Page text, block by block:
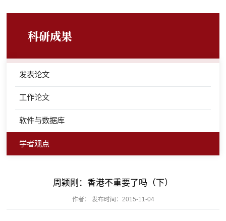
科研成果
发表论文
工作论文
软件与数据库
学者观点
周颖刚：香港不重要了吗（下）
作者： 发布时间：2015-11-04